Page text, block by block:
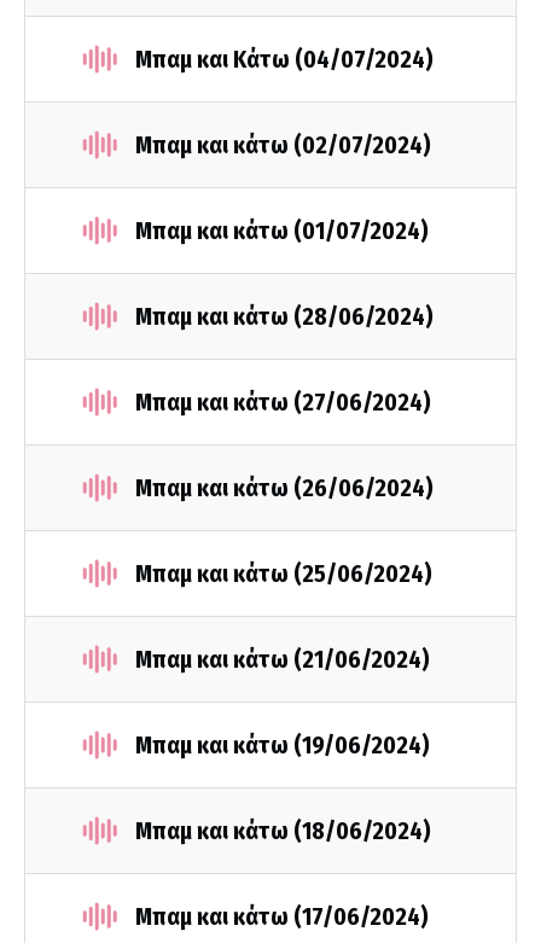
Μπαμ και Κάτω (04/07/2024)
Μπαμ και κάτω (02/07/2024)
Μπαμ και κάτω (01/07/2024)
Μπαμ και κάτω (28/06/2024)
Μπαμ και κάτω (27/06/2024)
Μπαμ και κάτω (26/06/2024)
Μπαμ και κάτω (25/06/2024)
Μπαμ και κάτω (21/06/2024)
Μπαμ και κάτω (19/06/2024)
Μπαμ και κάτω (18/06/2024)
Μπαμ και κάτω (17/06/2024)